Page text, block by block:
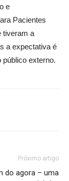
e
Pacientes
tiveram a
a expectativa é
público externo.
Próximo artigo
do agora – uma